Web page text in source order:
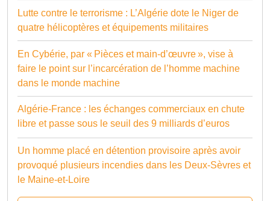
Lutte contre le terrorisme : L’Algérie dote le Niger de
quatre hélicoptères et équipements militaires
En Cybérie, par « Pièces et main-d’œuvre », vise à
faire le point sur l’incarcération de l’homme machine
dans le monde machine
Algérie-France : les échanges commerciaux en chute
libre et passe sous le seuil des 9 milliards d’euros
Un homme placé en détention provisoire après avoir
provoqué plusieurs incendies dans les Deux-Sèvres et
le Maine-et-Loire